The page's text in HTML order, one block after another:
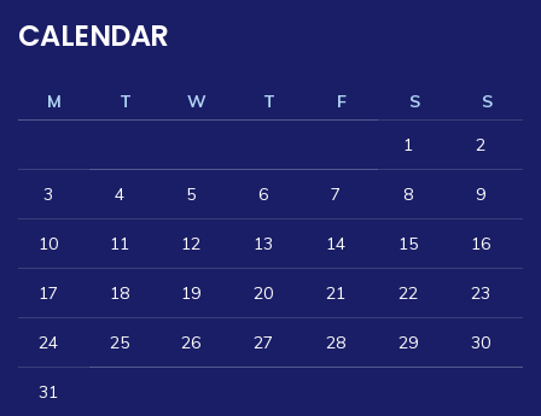
CALENDAR
M T W T F S
S
1
2
3 4 5 6 7 8 9
10 11 12 13 14 15 16
17 18 19 20 21 22 23
24 25 26 27 28 29 30
31